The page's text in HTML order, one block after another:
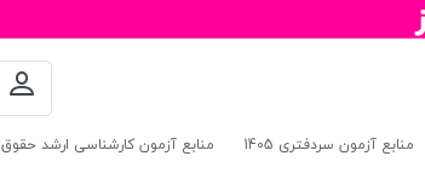
منابع آزمون سردفتری 1405 منابع آزمون کارشناسی ارشد حقوق